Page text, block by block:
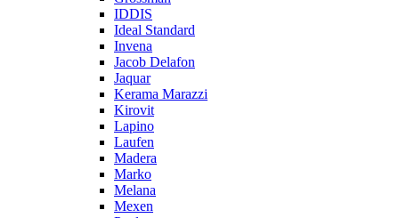
IDDIS
Ideal Standard
Invena
Jacob Delafon
Jaquar
Kerama Marazzi
Kirovit
Lapino
Laufen
Madera
Marko
Melana
Mexen